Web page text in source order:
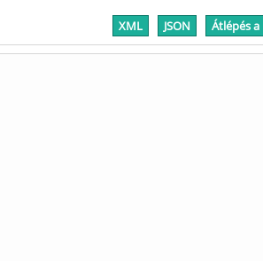
XML JSON Átlépés